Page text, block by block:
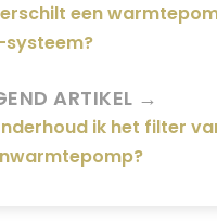
een
ARTIKEL →
ik het filter